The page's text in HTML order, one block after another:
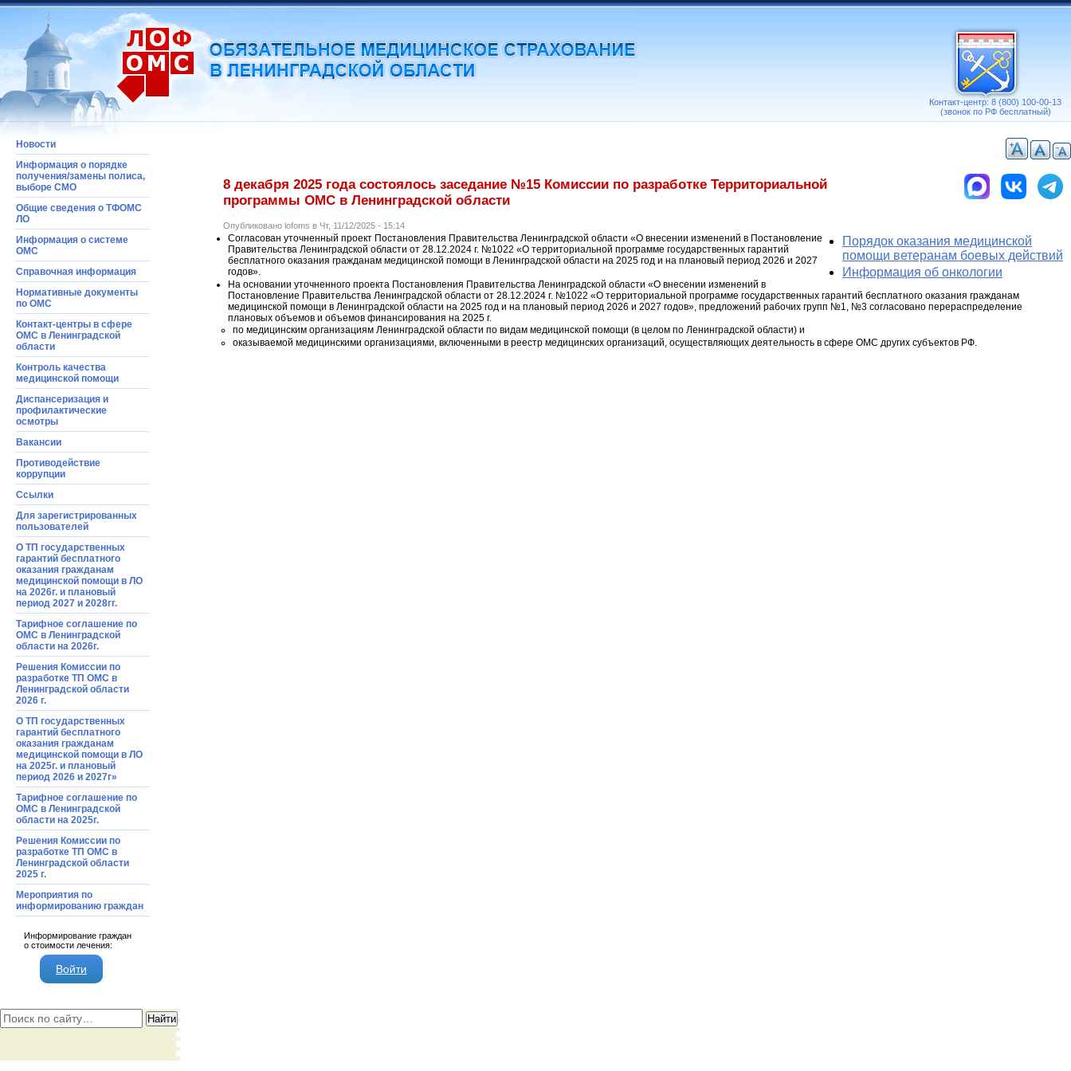
Контакт-центр: 8 (800) 100-00-13
(звонок по РФ бесплатный)
Порядок оказания медицинской
помощи ветеранам боевых действий
Информация об онкологии
8 декабря 2025 года состоялось заседание №15 Комиссии по разработке Территориальной
программы ОМС в Ленинградской области
Опубликовано lofoms в Чт, 11/12/2025 - 15:14
Согласован уточненный проект Постановления Правительства Ленинградской области «О внесении изменений в Постановление
Правительства Ленинградской области от 28.12.2024 г. №1022 «О территориальной программе государственных гарантий
бесплатного оказания гражданам медицинской помощи в Ленинградской области на 2025 год и на плановый период 2026 и 2027
годов».
На основании уточненного проекта Постановления Правительства Ленинградской области «О внесении изменений в
Постановление Правительства Ленинградской области от 28.12.2024 г. №1022 «О территориальной программе государственных гарантий бесплатного оказания гражданам
медицинской помощи в Ленинградской области на 2025 год и на плановый период 2026 и 2027 годов», предложений рабочих групп №1, №3 согласовано перераспределение
плановых объемов и объемов финансирования на 2025 г.
по медицинским организациям Ленинградской области по видам медицинской помощи (в целом по Ленинградской области) и
оказываемой медицинскими организациями, включенными в реестр медицинских организаций, осуществляющих деятельность в сфере ОМС других субъектов РФ.
Новости
Информация о порядке
получения/замены полиса,
выборе СМО
Общие сведения о ТФОМС
ЛО
Информация o системе
ОМС
Справочная информация
Нормативные документы
по ОМС
Контакт-центры в сфере
ОМС в Ленинградской
области
Контроль качества
медицинской помощи
Диспансеризация и
профилактические
осмотры
Вакансии
Противодействие
коррупции
Ссылки
Для зарегистрированных
пользователей
О ТП государственных
гарантий бесплатного
оказания гражданам
медицинской помощи в ЛО
на 2026г. и плановый
период 2027 и 2028гг.
Тарифное соглашение по
ОМС в Ленинградской
области на 2026г.
Решения Комиссии по
разработке ТП ОМС в
Ленинградской области
2026 г.
О ТП государственных
гарантий бесплатного
оказания гражданам
медицинской помощи в ЛО
на 2025г. и плановый
период 2026 и 2027г»
Тарифное соглашение по
ОМС в Ленинградской
области на 2025г.
Решения Комиссии по
разработке ТП ОМС в
Ленинградской области
2025 г.
Мероприятия по
информированию граждан
Информирование граждан
о стоимости лечения:
Войти